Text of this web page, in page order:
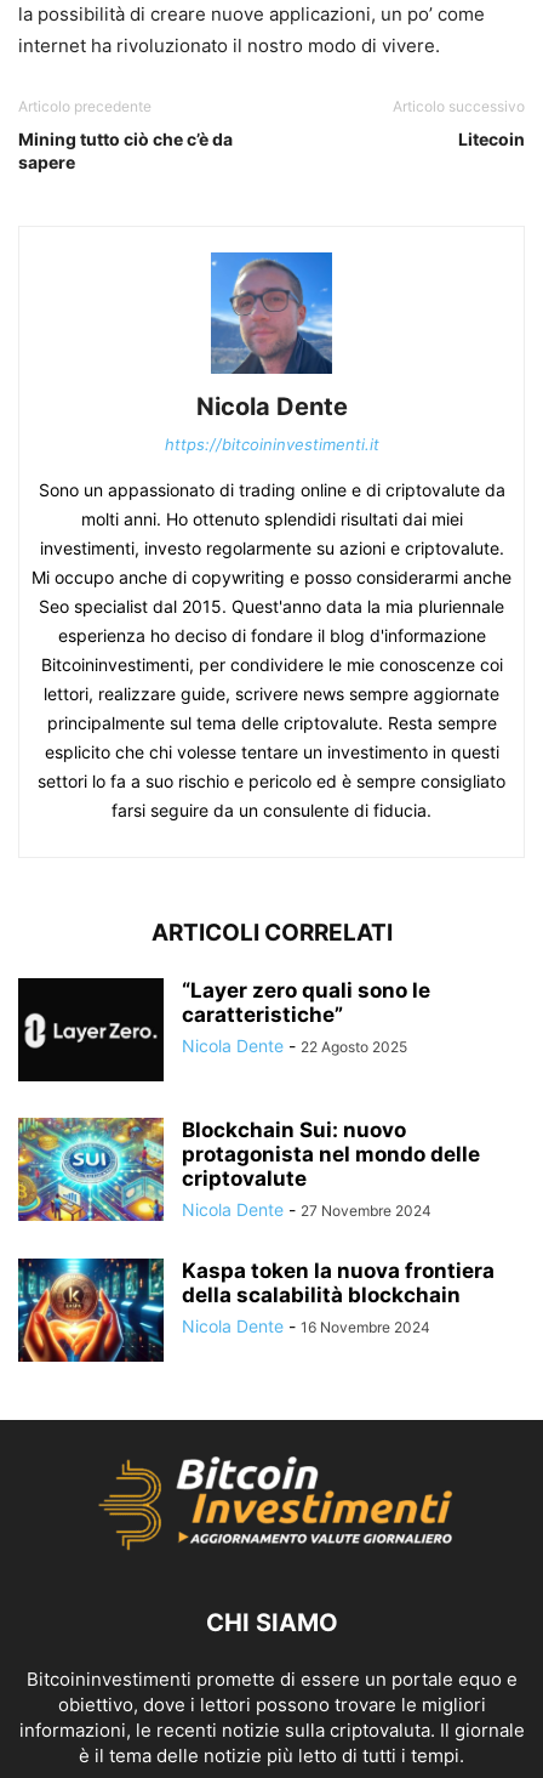
la possibilità di creare nuove applicazioni, un po’ come
internet ha rivoluzionato il nostro modo di vivere.
Articolo precedente
Mining tutto ciò che c’è da
sapere
Articolo successivo
Litecoin
Nicola Dente
https://bitcoininvestimenti.it
Sono un appassionato di trading online e di criptovalute da
molti anni. Ho ottenuto splendidi risultati dai miei
investimenti, investo regolarmente su azioni e criptovalute.
Mi occupo anche di copywriting e posso considerarmi anche
Seo specialist dal 2015. Quest'anno data la mia pluriennale
esperienza ho deciso di fondare il blog d'informazione
Bitcoininvestimenti, per condividere le mie conoscenze coi
lettori, realizzare guide, scrivere news sempre aggiornate
principalmente sul tema delle criptovalute. Resta sempre
esplicito che chi volesse tentare un investimento in questi
settori lo fa a suo rischio e pericolo ed è sempre consigliato
farsi seguire da un consulente di fiducia.
ARTICOLI CORRELATI
“Layer zero quali sono le
caratteristiche”
Nicola Dente - 22 Agosto 2025
Blockchain Sui: nuovo
protagonista nel mondo delle
criptovalute
Nicola Dente - 27 Novembre 2024
Kaspa token la nuova frontiera
della scalabilità blockchain
Nicola Dente - 16 Novembre 2024
CHI SIAMO
Bitcoininvestimenti promette di essere un portale equo e
obiettivo, dove i lettori possono trovare le migliori
informazioni, le recenti notizie sulla criptovaluta. Il giornale
è il tema delle notizie più letto di tutti i tempi.